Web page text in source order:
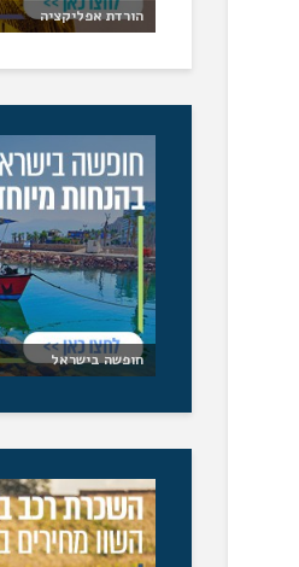
הורדת אפליקציה
חופשה בישראל